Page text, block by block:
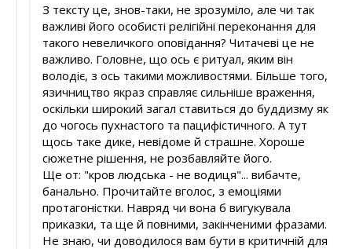
З тексту це, знов-таки, не зрозуміло, але чи так
важливі його особисті релігійні переконання для
такого невеличкого оповідання? Читачеві це не
важливо. Головне, що ось є ритуал, яким він
володіє, з ось такими можливостями. Більше того,
язичництво якраз справляє сильніше враження,
оскільки широкий загал ставиться до буддизму як
до чогось пухнастого та пацифістичного. А тут
щось таке дике, невідоме й страшне. Хороше
сюжетне рішення, не розбавляйте його.
Ще от: "кров людська - не водиця"... вибачте,
банально. Прочитайте вголос, з емоціями
протагоністки. Навряд чи вона б вигукувала
приказки, та ще й повними, закінченими фразами.
Не знаю, чи доводилося вам бути в критичній для